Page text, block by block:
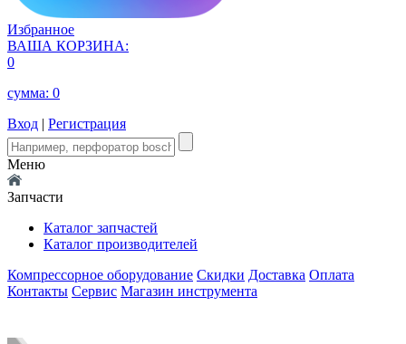
Избранное
ВАША КОРЗИНА:
0
сумма: 0
Вход | Регистрация
Меню
Запчасти
Каталог запчастей
Каталог производителей
Компрессорное оборудование Скидки Доставка Оплата
Контакты Сервис Магазин инструмента